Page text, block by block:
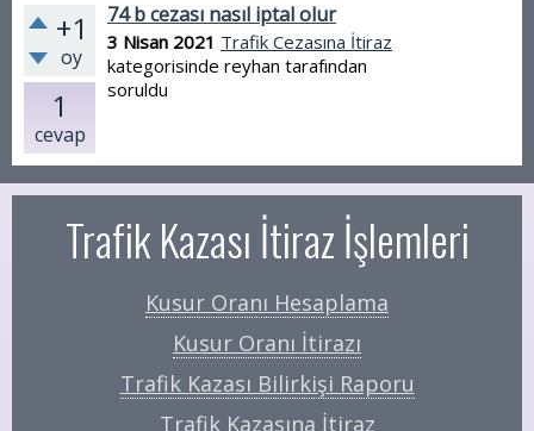
+1
oy
1
cevap
74 b cezası nasıl iptal olur
3 Nisan 2021 Trafik Cezasına İtiraz
kategorisinde reyhan tarafından
soruldu
Trafik Kazası İtiraz İşlemleri
Kusur Oranı Hesaplama
Kusur Oranı İtirazı
Trafik Kazası Bilirkişi Raporu
Trafik Kazasına İtiraz